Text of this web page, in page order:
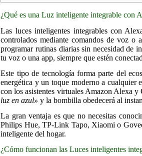
¿Qué es una Luz inteligente integrable con
Las luces inteligentes integrables con
controlados mediante comandos de voz o
programar rutinas diarias sin necesidad de
tu voz o una app, siempre que estén
Este tipo de tecnología forma parte del
energética y un toque moderno a cualquier
con los asistentes virtuales Amazon Alexa
luz en azul» y la bombilla obedecerá al
La gran ventaja es que no necesitas
Philips Hue, TP-Link Tapo, Xiaomi o
inteligente del hogar.
¿Cómo funcionan las Luces inteligentes